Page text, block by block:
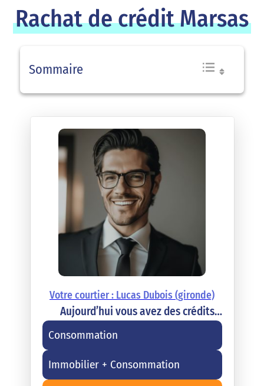
Rachat de crédit Marsas
Sommaire
Votre courtier : Lucas Dubois (gironde)
Aujourd’hui vous avez des crédits…
Consommation
Immobilier + Consommation